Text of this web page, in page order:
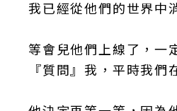
我已經從他們的世界中
等會兒他們上線了，一
『質問』我，平時我們